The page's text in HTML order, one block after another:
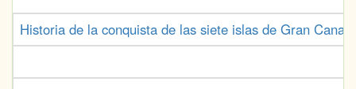
Historia de la conquista de las siete islas de Gran